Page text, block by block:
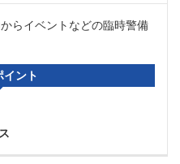
らイベントなどの臨時警備
イント